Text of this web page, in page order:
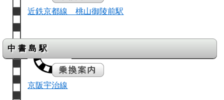
近鉄京都線 桃山御陵前駅
中書島駅
京阪宇治線